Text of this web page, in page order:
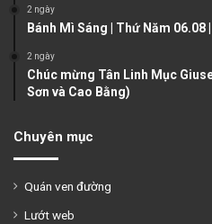
2 ngày
Bánh Mì Sáng | Thứ Năm 06.08
2 ngày
Chúc mừng Tân Linh Mục
Sơn và Cao Bằng)
Chuyên mục
Quán ven đường
Lướt web